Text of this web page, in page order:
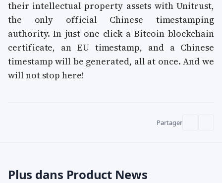
their intellectual property assets with Unitrust,
the only official Chinese timestamping
authority. In just one click a Bitcoin blockchain
certificate, an EU timestamp, and a Chinese
timestamp will be generated, all at once. And we
will not stop here!
Partager
Plus dans Product News